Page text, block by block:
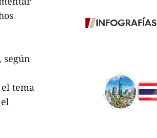
según
tema
INFOGRAFÍAS